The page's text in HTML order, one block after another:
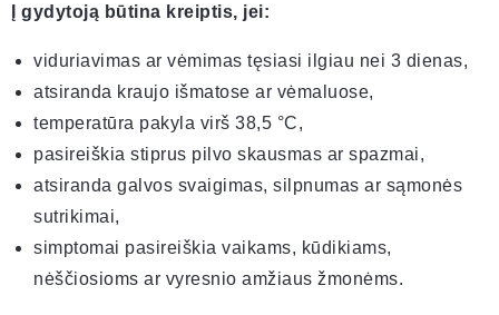
Į gydytoją būtina kreiptis, jei:
viduriavimas ar vėmimas tęsiasi ilgiau nei 3 dienas,
atsiranda kraujo išmatose ar vėmaluose,
temperatūra pakyla virš 38,5 °C,
pasireiškia stiprus pilvo skausmas ar spazmai,
atsiranda galvos svaigimas, silpnumas ar sąmonės
sutrikimai,
simptomai pasireiškia vaikams, kūdikiams,
nėščiosioms ar vyresnio amžiaus žmonėms.